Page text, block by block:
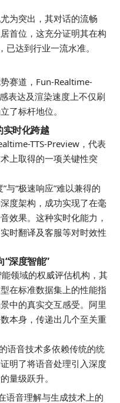
为突出，其对话的流畅
首位，这充分证明其在构
已达到行业一流水准。
赛道，Fun-Realtime-
表达及渲染速度上不仅刷
了标杆地位。
时化跨越
TTS-Preview，代表
上取得的一项关键性突
与“极速响应”难以兼得的
度架构，成功实现了在毫
效果。这种实时化能力，
时翻译及客服等对时效性
深度智能”
领域的权威评估机构，其
在标准数据集上的性能指
中的真实交互感受。阿里
本身，传递出几个至关重
语音技术多依赖传统的统
明了将语音处理引入深度
量级跃升。
语音理解与生成技术上的